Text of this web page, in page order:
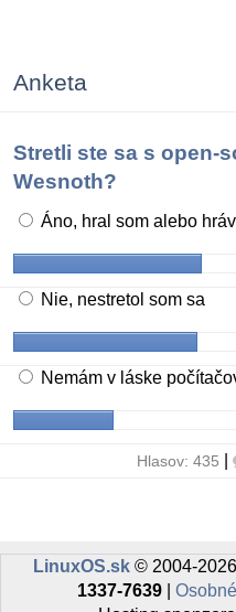
Anketa
Stretli ste sa s open-
Wesnoth?
Áno, hral som alebo
Nie, nestretol som sa
Nemám v láske
Hlasov: 435
LinuxOS.sk© 2004-2026
1337-7639|